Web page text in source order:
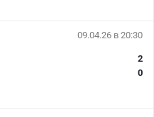
09.04.26 в 20:30
2
0